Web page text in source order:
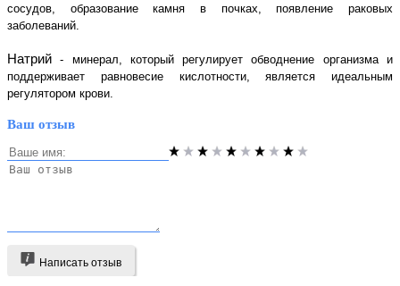
сосудов, образование камня в почках, появление раковых
заболеваний.
Натрий - минерал, который регулирует обводнение организма и
поддерживает равновесие кислотности, является идеальным
регулятором крови.
Ваш отзыв
Написать отзыв